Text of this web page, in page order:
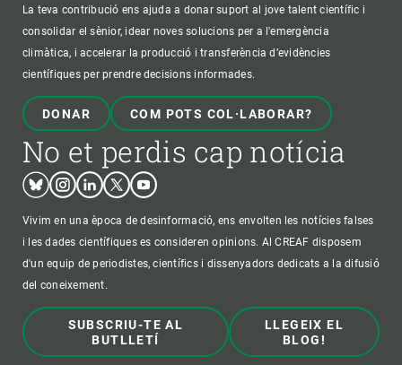
La teva contribució ens ajuda a donar suport al jove talent científic i
consolidar el sènior, idear noves solucions per a l'emergència
climàtica, i accelerar la producció i transferència d’evidències
científiques per prendre decisions informades.
DONAR COM POTS COL·LABORAR?
No et perdis cap notícia
BlueskyInstagram
LinkedinTwitterYoutube
Vivim en una època de desinformació, ens envolten les notícies falses
i les dades científiques es consideren opinions. Al CREAF disposem
d'un equip de periodistes, científics i dissenyadors dedicats a la difusió
del coneixement.
SUBSCRIU-TE AL
BUTLLETÍ
LLEGEIX EL
BLOG!